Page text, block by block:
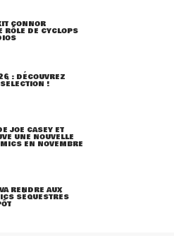
CONNOR
RÔLE DE CYCLOPS
: DÉCOUVREZ
!
JOE CASEY ET
UNE NOUVELLE
EN NOVEMBRE
RENDRE AUX
SÉQUESTRÉS